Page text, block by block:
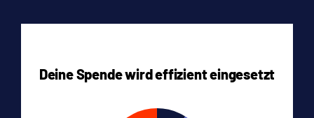
Deine Spende wird effizient eingesetzt